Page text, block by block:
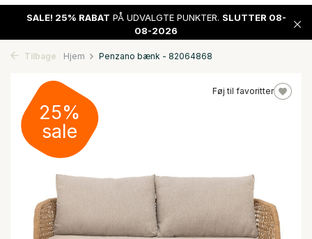
SALE! 25% RABAT PÅ UDVALGTE PUNKTER. SLUTTER 08-
08-2026
Tilbage Hjem Penzano bænk - 82064868
Føj til favoritter
25%
sale